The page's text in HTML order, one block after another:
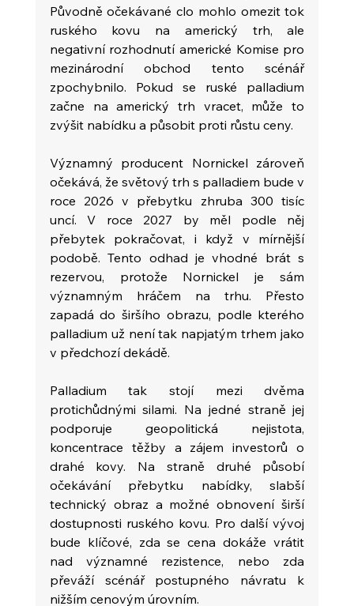
Původně očekávané clo mohlo omezit tok
ruského kovu na americký trh, ale
negativní rozhodnutí americké Komise pro
mezinárodní obchod tento scénář
zpochybnilo. Pokud se ruské palladium
začne na americký trh vracet, může to
zvýšit nabídku a působit proti růstu ceny.
Významný producent Nornickel zároveň
očekává, že světový trh s palladiem bude v
roce 2026 v přebytku zhruba 300 tisíc
uncí. V roce 2027 by měl podle něj
přebytek pokračovat, i když v mírnější
podobě. Tento odhad je vhodné brát s
rezervou, protože Nornickel je sám
významným hráčem na trhu. Přesto
zapadá do širšího obrazu, podle kterého
palladium už není tak napjatým trhem jako
v předchozí dekádě.
Palladium tak stojí mezi dvěma
protichůdnými silami. Na jedné straně jej
podporuje geopolitická nejistota,
koncentrace těžby a zájem investorů o
drahé kovy. Na straně druhé působí
očekávání přebytku nabídky, slabší
technický obraz a možné obnovení širší
dostupnosti ruského kovu. Pro další vývoj
bude klíčové, zda se cena dokáže vrátit
nad významné rezistence, nebo zda
převáží scénář postupného návratu k
nižším cenovým úrovním.